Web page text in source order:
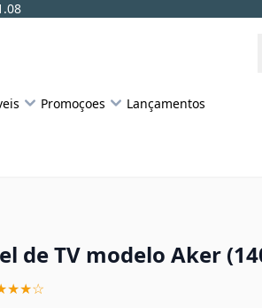
Promoçoes Lançamentos
de TV modelo Aker